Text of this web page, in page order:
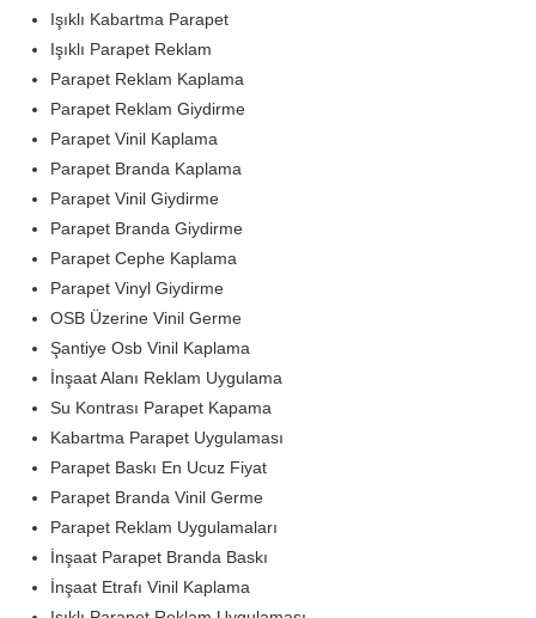
Işıklı Kabartma Parapet
Işıklı Parapet Reklam
Parapet Reklam Kaplama
Parapet Reklam Giydirme
Parapet Vinil Kaplama
Parapet Branda Kaplama
Parapet Vinil Giydirme
Parapet Branda Giydirme
Parapet Cephe Kaplama
Parapet Vinyl Giydirme
OSB Üzerine Vinil Germe
Şantiye Osb Vinil Kaplama
İnşaat Alanı Reklam Uygulama
Su Kontrası Parapet Kapama
Kabartma Parapet Uygulaması
Parapet Baskı En Ucuz Fiyat
Parapet Branda Vinil Germe
Parapet Reklam Uygulamaları
İnşaat Parapet Branda Baskı
İnşaat Etrafı Vinil Kaplama